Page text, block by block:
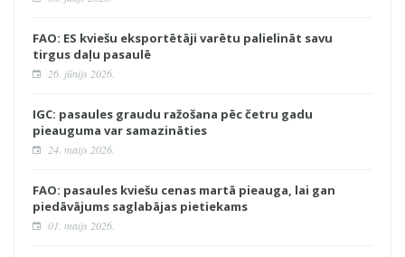
FAO: ES kviešu eksportētāji varētu palielināt savu
tirgus daļu pasaulē
26. jūnijs 2026.
IGC: pasaules graudu ražošana pēc četru gadu
pieauguma var samazināties
24. maijs 2026.
FAO: pasaules kviešu cenas martā pieauga, lai gan
piedāvājums saglabājas pietiekams
01. maijs 2026.